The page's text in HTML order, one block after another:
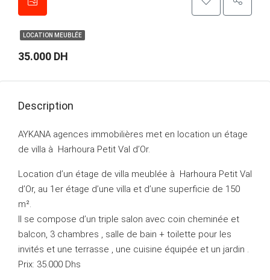
LOCATION MEUBLÉE
35.000 DH
Description
AYKANA agences immobilières met en location un étage
de villa à Harhoura Petit Val d’Or.
Location d’un étage de villa meublée à Harhoura Petit Val
d’Or, au 1er étage d’une villa et d’une superficie de 150
m².
Il se compose d’un triple salon avec coin cheminée et
balcon, 3 chambres , salle de bain + toilette pour les
invités et une terrasse , une cuisine équipée et un jardin .
Prix: 35.000 Dhs